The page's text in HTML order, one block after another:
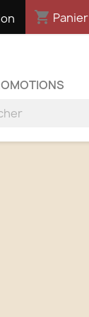
shopping_cart Panier